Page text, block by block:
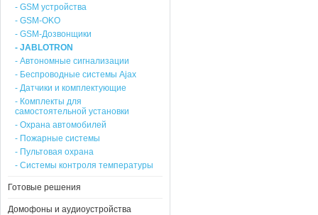
- GSM устройства
- GSM-OKO
- GSM-Дозвонщики
- JABLOTRON
- Автономные сигнализации
- Беспроводные системы Ajax
- Датчики и комплектующие
- Комплекты для
самостоятельной установки
- Охрана автомобилей
- Пожарные системы
- Пультовая охрана
- Системы контроля температуры
Готовые решения
Домофоны и аудиоустройства